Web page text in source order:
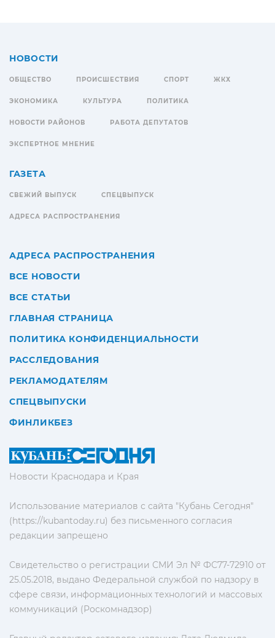
Новости Краснодара и Края
Использование материалов с сайта "Кубань Сегодня"
(https://kubantoday.ru) без письменного согласия
редакции запрещено
Свидетельство о регистрации СМИ Эл № ФС77-72910 от
25.05.2018, выдано Федеральной службой по надзору в
сфере связи, информационных технологий и массовых
коммуникаций (Роскомнадзор)
НОВОСТИ
ОБЩЕСТВО ПРОИСШЕСТВИЯ СПОРТ ЖКХ
ЭКОНОМИКА КУЛЬТУРА ПОЛИТИКА
НОВОСТИ РАЙОНОВ РАБОТА ДЕПУТАТОВ
ЭКСПЕРТНОЕ МНЕНИЕ
ГАЗЕТА
СВЕЖИЙ ВЫПУСК СПЕЦВЫПУСК
АДРЕСА РАСПРОСТРАНЕНИЯ
АДРЕСА РАСПРОСТРАНЕНИЯ
ВСЕ НОВОСТИ
ВСЕ СТАТЬИ
ГЛАВНАЯ СТРАНИЦА
ПОЛИТИКА КОНФИДЕНЦИАЛЬНОСТИ
РАССЛЕДОВАНИЯ
РЕКЛАМОДАТЕЛЯМ
СПЕЦВЫПУСКИ
ФИНЛИКБЕЗ